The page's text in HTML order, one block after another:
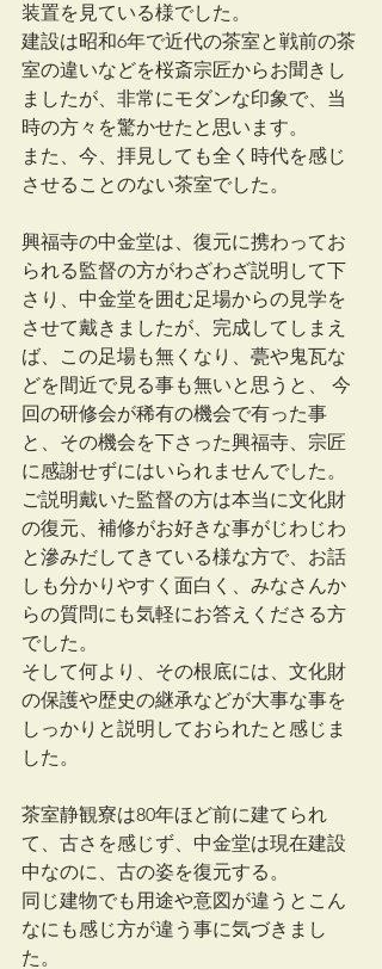
装置を見ている様でした。
建設は昭和6年で近代の茶室と戦前の茶
室の違いなどを桜斎宗匠からお聞きし
ましたが、非常にモダンな印象で、当
時の方々を驚かせたと思います。
また、今、拝見しても全く時代を感じ
させることのない茶室でした。
興福寺の中金堂は、復元に携わってお
られる監督の方がわざわざ説明して下
さり、中金堂を囲む足場からの見学を
させて戴きましたが、完成してしまえ
ば、この足場も無くなり、甍や鬼瓦な
どを間近で見る事も無いと思うと、 今
回の研修会が稀有の機会で有った事
と、その機会を下さった興福寺、宗匠
に感謝せずにはいられませんでした。
ご説明戴いた監督の方は本当に文化財
の復元、補修がお好きな事がじわじわ
と滲みだしてきている様な方で、お話
しも分かりやすく面白く、みなさんか
らの質問にも気軽にお答えくださる方
でした。
そして何より、その根底には、文化財
の保護や歴史の継承などが大事な事を
しっかりと説明しておられたと感じま
した。
茶室静観寮は80年ほど前に建てられ
て、古さを感じず、中金堂は現在建設
中なのに、古の姿を復元する。
同じ建物でも用途や意図が違うとこん
なにも感じ方が違う事に気づきまし
た。